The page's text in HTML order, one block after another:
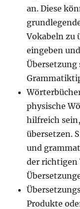
an. Diese
Vokabeln zu
eingeben
Übersetzung
physische
hilfreich
übersetzen.
und
der richtigen
Produkte